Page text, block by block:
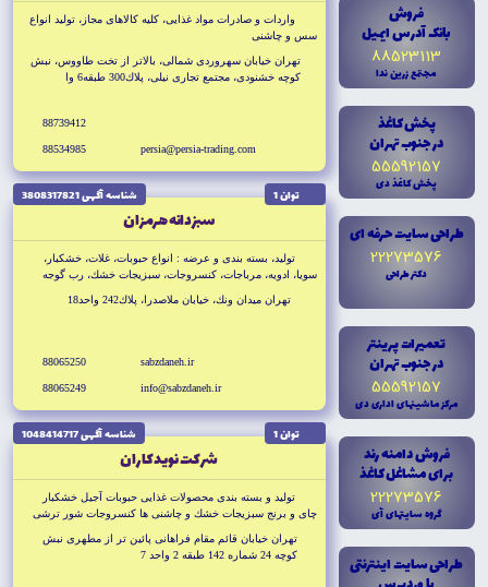
فروش
بانک آدرس ايميل
88523113
مجتمع زرين ندا
پخش کاغذ
در جنوب تهران
55592157
پخش کاغذ دى
طراحى سايت حرفه اى
22273576
دکتر طراحى
تعميرات پرينتر
در جنوب تهران
55592157
مرکز ماشينهاى ادارى دى
فروش دامنه رند
براى مشاغل کاغذ
22273576
گروه سايتهاى آى
طراحى سايت اينترنتى
واردات و صادرات مواد غذايى، كليه كالاهاى مجاز، توليد انواع
سس و چاشنى
تهران خيابان سهروردى شمالى، بالاتر از تخت طاووس، نبش
كوچه خشنودى، مجتمع تجارى نيلى، پلاك300 طبقه6 وا
persia@persia-trading.com
88739412
88534985
توان 1 شناسه آگهى 3808317821
سبزدانه هرمزان
توليد، بسته بندى و عرضه : انواع حبوبات، غلات، خشكبار،
سويا، ادويه، مرباجات، كنسروجات، سبزيجات خشك، رب گوجه
تهران ميدان ونك، خيابان ملاصدرا، پلاك242 واحد18
sabzdaneh.ir
info@sabzdaneh.ir
88065250
88065249
توان 1 شناسه آگهى 1048414717
شركت نويدكاران
توليد و بسته بندى محصولات غذايى حبوبات آجيل خشكبار
چاى و برنج سبزيجات خشك و چاشنى ها كنسروجات شور ترشى
تهران خيابان قائم مقام فراهانى پائين تر از مطهرى نبش
كوچه 24 شماره 142 طبقه 2 واحد 7